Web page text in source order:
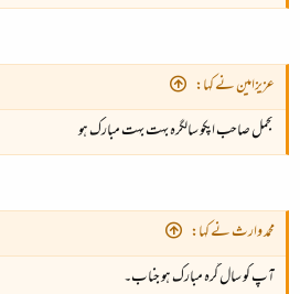
عزیزامین نے کہا:
تجمل صاحب اپکو سالگرہ بہت بہت مبارک ہو
محمد وارث نے کہا:
آپ کو سال گرہ مبارک ہو جناب۔